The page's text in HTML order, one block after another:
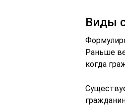
Виды
Раньше
когда